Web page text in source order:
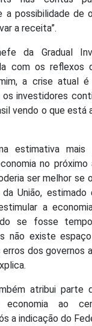
a possibilidade de
a receita”.
da Gradual
com os reflexos
a crise atual
investidores
vendo o que está
estimativa mais
no próximo
ser melhor se
União, estimado
a
se fosse
não existe
dos governos
atribui parte
ao
a indicação do